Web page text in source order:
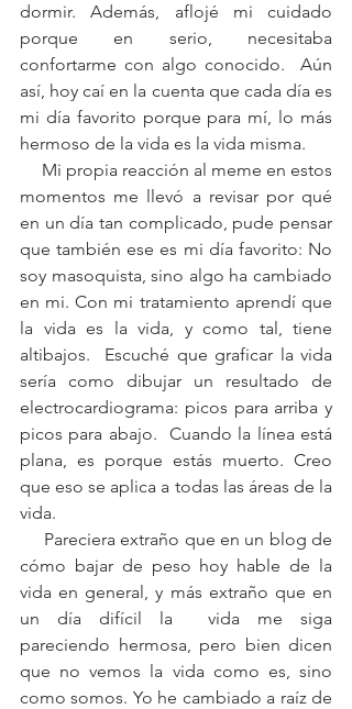
dormir. Además, aflojé mi cuidado
porque en serio, necesitaba
confortarme con algo conocido.  Aún
así, hoy caí en la cuenta que cada día es
mi día favorito porque para mí, lo más
hermoso de la vida es la vida misma.
momentos me llevó a revisar por qué
en un día tan complicado, pude pensar
que también ese es mi día favorito: No
soy masoquista, sino algo ha cambiado
en mi. Con mi tratamiento aprendí que
la vida es la vida, y como tal, tiene
altibajos.  Escuché que graficar la vida
sería como dibujar un resultado de
electrocardiograma: picos para arriba y
picos para abajo.  Cuando la línea está
plana, es porque estás muerto. Creo
que eso se aplica a todas las áreas de la
vida.
cómo bajar de peso hoy hable de la
vida en general, y más extraño que en
un día difícil la  vida me siga
pareciendo hermosa, pero bien dicen
que no vemos la vida como es, sino
como somos. Yo he cambiado a raíz de